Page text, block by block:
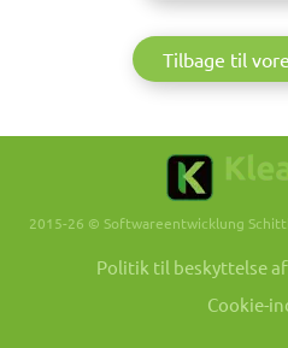
Tilbage til
2015-26 © Softwareentwicklung
Politik til beskyttelse
Cookie-